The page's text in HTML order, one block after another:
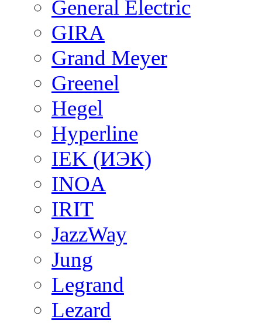
General Electric
GIRA
Grand Meyer
Greenel
Hegel
Hyperline
IEK (ИЭК)
INOA
IRIT
JazzWay
Jung
Legrand
Lezard